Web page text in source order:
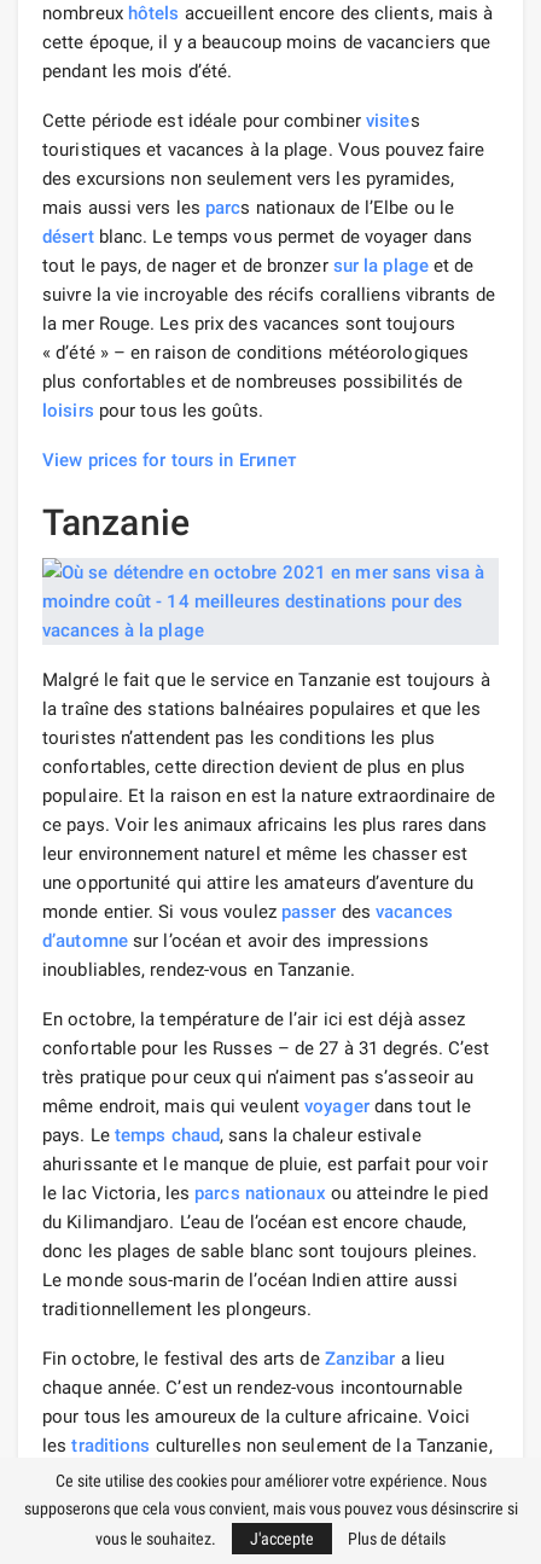
nombreux hôtels accueillent encore des clients, mais à
cette époque, il y a beaucoup moins de vacanciers que
pendant les mois d’été.
Cette période est idéale pour combiner visites
touristiques et vacances à la plage. Vous pouvez faire
des excursions non seulement vers les pyramides,
mais aussi vers les parcs nationaux de l’Elbe ou le
désertblanc. Le temps vous permet de voyager dans
tout le pays, de nager et de bronzer sur la plageet de
suivre la vie incroyable des récifs coralliens vibrants de
la mer Rouge. Les prix des vacances sont toujours
« d’été » – en raison de conditions météorologiques
plus confortables et de nombreuses possibilités de
loisirs pour tous les goûts.
View prices for tours in Египет
Tanzanie
Malgré le fait que le service en Tanzanie est toujours à
la traîne des stations balnéaires populaires et que les
touristes n’attendent pas les conditions les plus
confortables, cette direction devient de plus en plus
populaire. Et la raison en est la nature extraordinaire de
ce pays. Voir les animaux africains les plus rares dans
leur environnement naturel et même les chasser est
une opportunité qui attire les amateurs d’aventure du
monde entier. Si vous voulez passer desvacances
d’automnesur l’océan et avoir des impressions
inoubliables, rendez-vous en Tanzanie.
En octobre, la température de l’air ici est déjà assez
confortable pour les Russes – de 27 à 31 degrés. C’est
très pratique pour ceux qui n’aiment pas s’asseoir au
même endroit, mais qui veulentvoyagerdans tout le
pays. Le temps chaud, sans la chaleur estivale
ahurissante et le manque de pluie, est parfait pour voir
le lac Victoria, les parcs nationaux ou atteindre le pied
du Kilimandjaro. L’eau de l’océan est encore chaude,
donc les plages de sable blanc sont toujours pleines.
Le monde sous-marin de l’océan Indien attire aussi
traditionnellement les plongeurs.
Fin octobre, le festival des arts de Zanzibar a lieu
chaque année. C’est un rendez-vous incontournable
pour tous les amoureux de la culture africaine. Voici
lestraditions culturelles non seulement de la Tanzanie,
mais de tout le continent. Les spectateurs peuvent
écouter de la musique nationale, voir des danses
rituelles de différentes nations et goûter à la cuisine
Ce site utilise des cookies pour améliorer votre expérience. Nous
supposerons que cela vous convient, mais vous pouvez vous désinscrire si
vous le souhaitez.
J'accepte Plus de détails